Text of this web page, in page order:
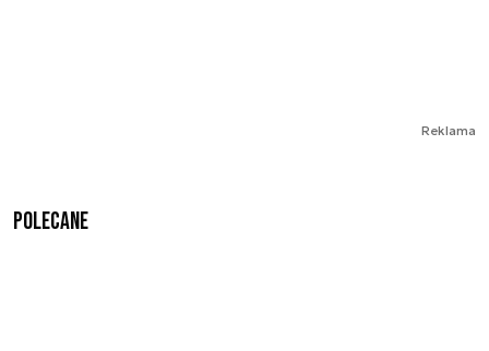
Reklama
Polecane